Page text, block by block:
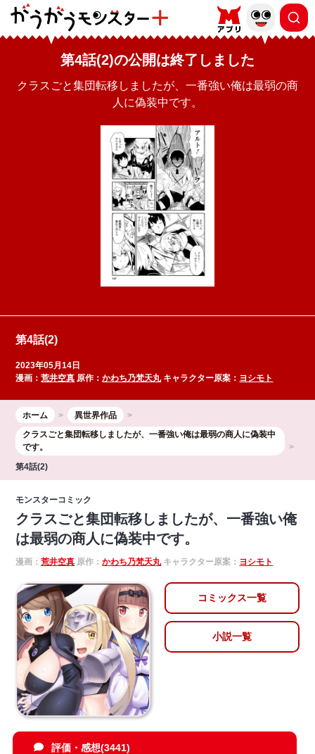
第4話(2)の公開は終了しました
クラスごと集団転移しましたが、一番強い俺は最弱の商
人に偽装中です。
第4話(2)
2023年05月14日
漫画：荒井空真 原作：かわち乃梵天丸キャラクター原案： ヨシモト
ホーム
異世界作品
クラスごと集団転移しましたが、一番強い俺は最弱の商人に偽装中
です。
第4話(2)
モンスターコミック
クラスごと集団転移しましたが、一番強い俺
は最弱の商人に偽装中です。
漫画：荒井空真 原作：かわち乃梵天丸キャラクター原案： ヨシモト
コミックス一覧
小説一覧
評価・感想(3441)